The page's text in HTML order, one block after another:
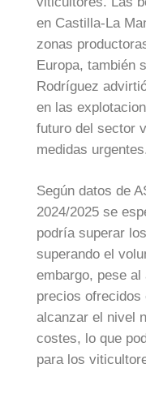
en Castilla-La
zonas
Europa, también
Rodríguez
en las
futuro del sector
medidas urgentes.
Según datos de
2024/2025 se
podría superar
superando el
embargo, pese
precios ofrecidos
alcanzar el nivel
costes, lo que
para los